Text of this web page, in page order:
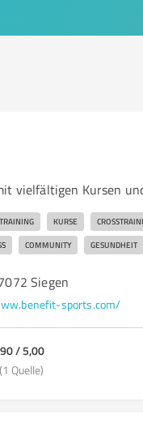
vielfältigen Kursen
KURSE
COMMUNITY GESUNDHEIT
Siegen
sports.com/
/ 5,00
(1 Quelle)